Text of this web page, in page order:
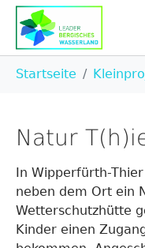
Skip to main content
Startseite
Natur
In Wipperfürth-
neben dem Ort ein
Wetterschutzhütte
Kinder einen